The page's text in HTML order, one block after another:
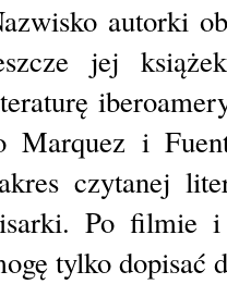
autorki
jej
Marquez i
czytanej
Po filmie i
tylko dopisać